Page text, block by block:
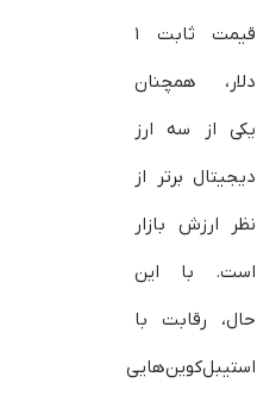
قیمت ثابت ۱
دلار، همچنان
یکی از سه ارز
دیجیتال برتر از
نظر ارزش بازار
است. با این
حال، رقابت با
استیبل‌کوین‌هایی